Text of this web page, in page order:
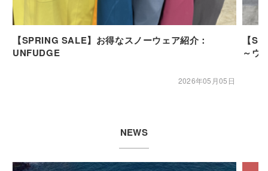
【SPRING SALE】お得なスノーウェア紹介：
UNFUDGE
2026年05月05日
【
～ウ
NEWS